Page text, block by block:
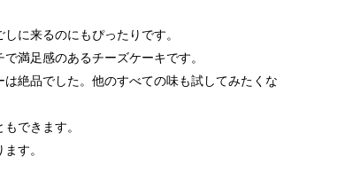
に来るのにもぴったりです。
満足感のあるチーズケーキです。
絶品でした。他のすべての味も試してみたくな
できます。
す。